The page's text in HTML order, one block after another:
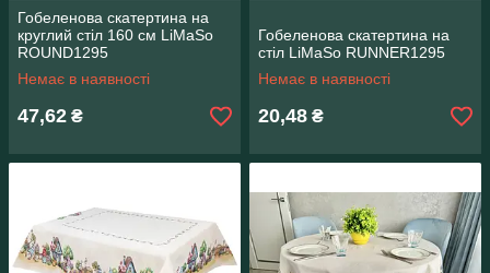
Гобеленова скатертина на
круглий стіл 160 см LiMaSo
ROUND1295
Немає в наявності
47,62 ₴
Гобеленова скатертина на
стіл LiMaSo RUNNER1295
Немає в наявності
20,48 ₴